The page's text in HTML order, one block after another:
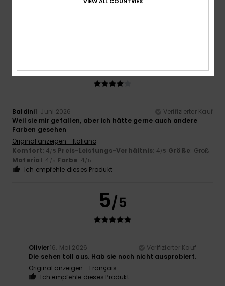
4/5
Baldini1. Juni 2026
Verifizierter Kauf
Weil sie mir gefallen, aber ich hätte gerne auch andere
Farben gesehen
Original anzeigen - Italiano
Komfort: 4/5 Preis-Leistungs-Verhältnis: 4/5 Größe: Groß
Material: 4 /5 Farbe: 4/5
Ich empfehle dieses Produkt
5/5
Olivier16. Mai 2026
Verifizierter Kauf
Die sehen toll aus. Hab sie noch nicht ausprobiert.
Original anzeigen - Français
Ich empfehle dieses Produkt